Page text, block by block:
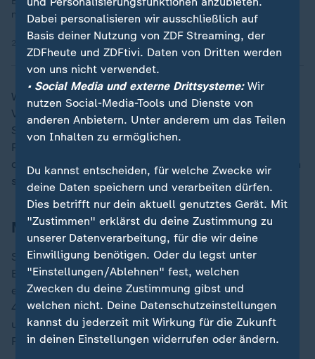
nach Rechts.
Wiederholt wurde er wegen Verharmlosung von Nazi-
Verbrechen und Anstachelung zum Hass verurteilt.
Sein größter Coup gelang Le Pen, als er bei der
Präsidentenwahl 2002 auf Platz zwei landete und in
der Stichwahl gegen Jacques Chirac antrat. Frankreich
spricht bis heute vom "Schock des 21. April".
Marine Le Pen holt über 40 Prozent
Seine Tochter fuhr bei den Wahlen 2022 mit ihrem
Bemühen um gemäßigtes Auftreten dann Ergebnisse
ein, von denen ihr Vater nur träumen konnte: mehr als
40 Prozent in der Endrunde der Präsidentschaftswahl
und einen enormen Ausbau der Parlamentssitze der
Partei.
Dabei personalisieren wir ausschließlich auf
Basis deiner Nutzung von ZDF Streaming, der
ZDFheute und ZDFtivi. Daten von Dritten werden
von uns nicht verwendet.
• Social Media und externe Drittsysteme:Wir
nutzen Social-Media-Tools und Dienste von
anderen Anbietern. Unter anderem um das Teilen
von Inhalten zu ermöglichen.
Du kannst entscheiden, für welche Zwecke wir
deine Daten speichern und verarbeiten dürfen.
Dies betrifft nur dein aktuell genutztes Gerät. Mit
"Zustimmen" erklärst du deine Zustimmung zu
unserer Datenverarbeitung, für die wir deine
Einwilligung benötigen. Oder du legst unter
"Einstellungen/Ablehnen" fest, welchen
Zwecken du deine Zustimmung gibst und
welchen nicht. Deine Datenschutzeinstellungen
kannst du jederzeit mit Wirkung für die Zukunft
in deinen Einstellungen widerrufen oder ändern.